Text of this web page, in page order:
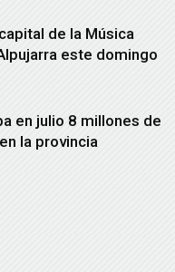
de la Música
este domingo
en julio 8 millones de
la provincia